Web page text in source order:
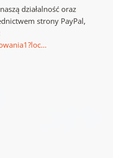
działalność oraz
strony PayPal,